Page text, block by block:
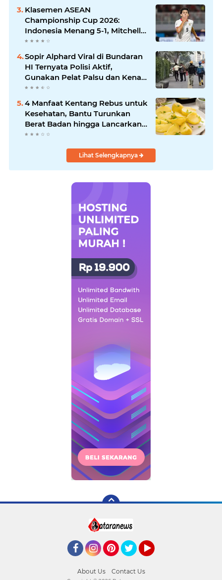
Klasemen ASEAN
Championship Cup 2026:
Indonesia Menang 5-1, Mitchell
Baker Hattrick dan Puncaki Top
Skor
Sopir Alphard Viral di Bundaran
HI Ternyata Polisi Aktif,
Gunakan Pelat Palsu dan Kena
Tilang
4 Manfaat Kentang Rebus untuk
Kesehatan, Bantu Turunkan
Berat Badan hingga Lancarkan
Pencernaan
Lihat Selengkapnya
About Us Contact Us